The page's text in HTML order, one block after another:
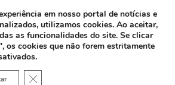
em nosso portal de notícias e
utilizamos cookies. Ao aceitar,
as funcionalidades do site. Se clicar
os cookies que não forem estritamente
Close GDPR Cookie Banner